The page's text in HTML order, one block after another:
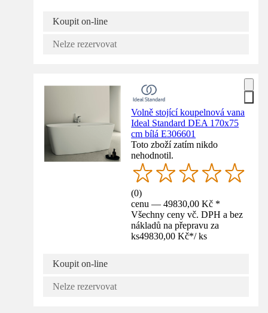
Koupit on-line
Nelze rezervovat
Volně stojící koupelnová vana
Ideal Standard DEA 170x75
cm bílá E306601
Toto zboží zatím nikdo
nehodnotil.
(0)
cenu — 49830,00 Kč *
Všechny ceny vč. DPH a bez
nákladů na přepravu za
ks49830,00 Kč*/ ks
Koupit on-line
Nelze rezervovat